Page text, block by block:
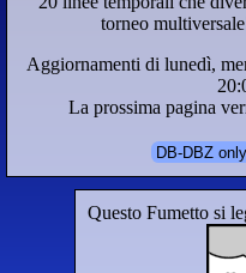
torneo
Aggiornamenti di lunedì,
La prossima pagina
DB-DBZ only
Questo Fumetto si